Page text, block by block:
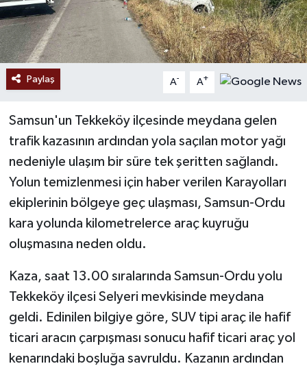
Paylaş A- A+
Samsun'un Tekkeköy ilçesinde meydana gelen
trafik kazasının ardından yola saçılan motor yağı
nedeniyle ulaşım bir süre tek şeritten sağlandı.
Yolun temizlenmesi için haber verilen Karayolları
ekiplerinin bölgeye geç ulaşması, Samsun-Ordu
kara yolunda kilometrelerce araç kuyruğu
oluşmasına neden oldu.
Kaza, saat 13.00 sıralarında Samsun-Ordu yolu
Tekkeköy ilçesi Selyeri mevkisinde meydana
geldi. Edinilen bilgiye göre, SUV tipi araç ile hafif
ticari aracın çarpışması sonucu hafif ticari araç yol
kenarındaki boşluğa savruldu. Kazanın ardından